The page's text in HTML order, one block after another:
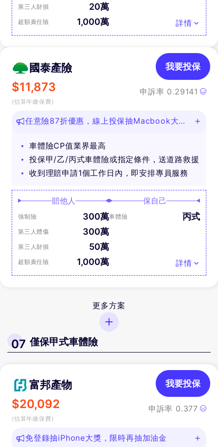
第三人財損 20萬
超額責任險 1,000萬 詳情
國泰產險
$11,873
(估算年繳保費)
申訴率 0.29141
我要投保
任意險87折優惠，線上投保抽Macbook大
車體險CP值業界最高
投保甲/乙/丙式車體險或指定條件，送道路救援
收到理賠申請1個工作日內，即安排專員服務
賠他人
強制險 300萬
第三人體傷 300萬
第三人財損 50萬
超額責任險 1,000萬
保自己
車體險 丙式
詳情
更多方案
07 僅保甲式車體險
富邦產物
$20,092
(估算年繳保費)
申訴率 0.377
我要投保
免登錄抽iPhone大獎，限時再抽加油金